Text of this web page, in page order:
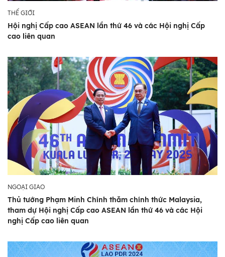
THẾ GIỚI
Hội nghị Cấp cao ASEAN lần thứ 46 và các Hội nghị Cấp
cao liên quan
NGOẠI GIAO
Thủ tướng Phạm Minh Chính thăm chính thức Malaysia,
tham dự Hội nghị Cấp cao ASEAN lần thứ 46 và các Hội
nghị Cấp cao liên quan